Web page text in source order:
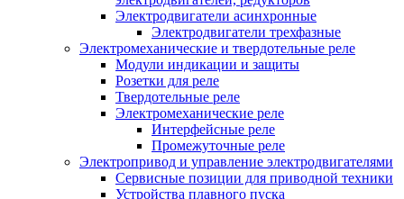
Электродвигатели асинхронные
Электродвигатели трехфазные
Электромеханические и твердотельные реле
Модули индикации и защиты
Розетки для реле
Твердотельные реле
Электромеханические реле
Интерфейсные реле
Промежуточные реле
Электропривод и управление электродвигателями
Сервисные позиции для приводной техники
Устройства плавного пуска